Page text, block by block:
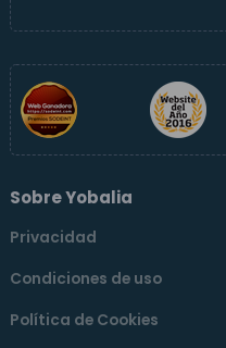
Sobre Yobalia
Privacidad
Condiciones de uso
Política de Cookies